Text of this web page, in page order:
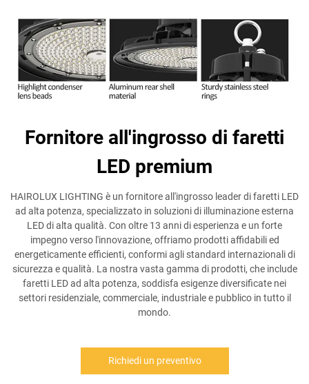
Fornitore all'ingrosso di faretti
LED premium
HAIROLUX LIGHTING è un fornitore all'ingrosso leader di faretti LED
ad alta potenza, specializzato in soluzioni di illuminazione esterna
LED di alta qualità. Con oltre 13 anni di esperienza e un forte
impegno verso l'innovazione, offriamo prodotti affidabili ed
energeticamente efficienti, conformi agli standard internazionali di
sicurezza e qualità. La nostra vasta gamma di prodotti, che include
faretti LED ad alta potenza, soddisfa esigenze diversificate nei
settori residenziale, commerciale, industriale e pubblico in tutto il
mondo.
Richiedi un preventivo